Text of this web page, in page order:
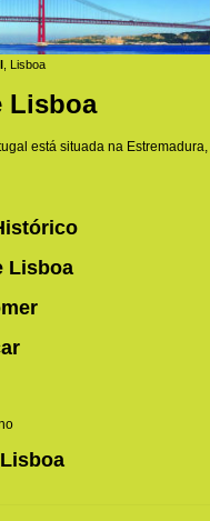
, Lisboa
Lisboa
está situada na Estremadura,
Lisboa